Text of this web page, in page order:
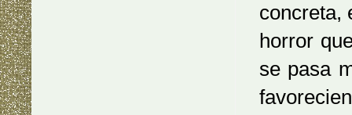
concreta,
horror
se pasa